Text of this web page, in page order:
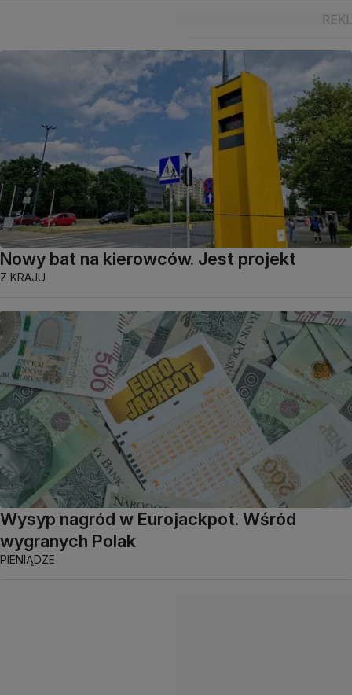
Nowy bat na kierowców. Jest projekt
Z KRAJU
Wysyp nagród w Eurojackpot. Wśród
wygranych Polak
PIENIĄDZE